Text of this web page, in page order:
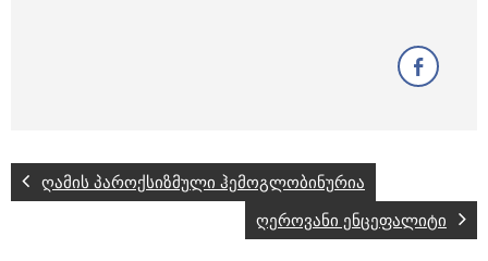
ღამის პაროქსიზმული ჰემოგლობინურია
ღეროვანი ენცეფალიტი